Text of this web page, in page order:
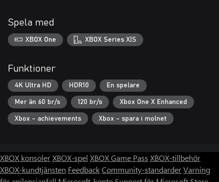
Spela med
XBOX One XBOX Series X|S
Funktioner
4K Ultra HD HDR10 En spelare
Mer än 60 br/s 120 br/s Xbox One X Enhanced
Xbox – achievements Xbox – spara i molnet
XBOX konsolerXBOX-spel XBOX Game Pass XBOX-tillbehör
XBOX-kundtjänsten FeedbackCommunity-standarderVarning